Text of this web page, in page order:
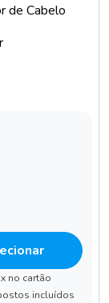
de Cabelo
no cartão
incluídos